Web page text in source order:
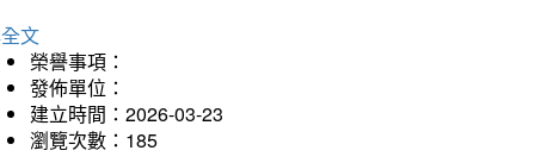
文
榮譽事項：
發佈單位：
建立時間：2026-03-23
瀏覽次數：185